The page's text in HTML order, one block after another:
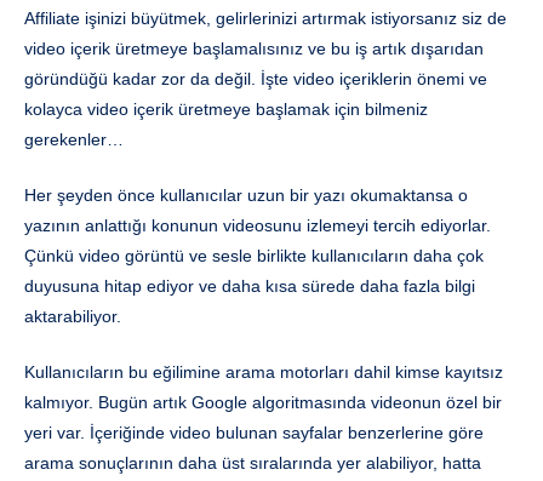
Affiliate işinizi büyütmek, gelirlerinizi artırmak istiyorsanız siz de
video içerik üretmeye başlamalısınız ve bu iş artık dışarıdan
göründüğü kadar zor da değil. İşte video içeriklerin önemi ve
kolayca video içerik üretmeye başlamak için bilmeniz
gerekenler…
Her şeyden önce kullanıcılar uzun bir yazı okumaktansa o
yazının anlattığı konunun videosunu izlemeyi tercih ediyorlar.
Çünkü video görüntü ve sesle birlikte kullanıcıların daha çok
duyusuna hitap ediyor ve daha kısa sürede daha fazla bilgi
aktarabiliyor.
Kullanıcıların bu eğilimine arama motorları dahil kimse kayıtsız
kalmıyor. Bugün artık Google algoritmasında videonun özel bir
yeri var. İçeriğinde video bulunan sayfalar benzerlerine göre
arama sonuçlarının daha üst sıralarında yer alabiliyor, hatta